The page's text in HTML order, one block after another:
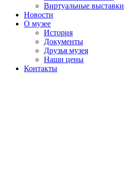
Виртуальные выставки
Новости
О музее
История
Документы
Друзья музея
Наши цены
Контакты